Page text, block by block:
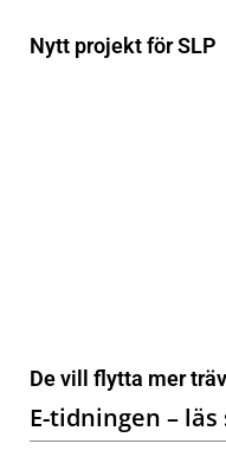
Nytt projekt för SLP
De vill flytta mer
E-tidningen –